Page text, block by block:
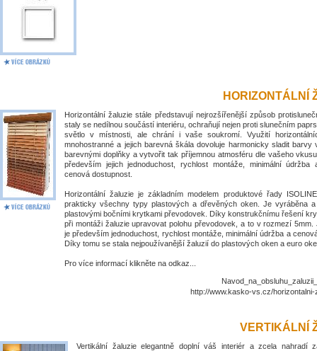
HORIZONTÁLNÍ
Horizontální žaluzie stále představují nejrozšířenější způsob
staly se nedílnou součástí interiéru, ochraňují nejen proti slunečním
světlo v místnosti, ale chrání i vaše soukromí. Využití
mnohostranné a jejich barevná škála dovoluje harmonicky sladit barvy
barevnými doplňky a vytvořit tak příjemnou atmosféru dle vašeho
především jejich jednoduchost, rychlost montáže, minimální údržba
cenová dostupnost.
Horizontální žaluzie je základním modelem produktové řady
prakticky všechny typy plastových a dřevěných oken. Je vyráběna
plastovými bočními krytkami převodovek. Díky konstrukčnímu řešení
při montáži žaluzie upravovat polohu převodovek, a to v rozmezí 5mm.
je především jednoduchost, rychlost montáže, minimální údržba a
Díky tomu se stala nejpoužívanější žaluzií do plastových oken a euro
Pro více informací klikněte na odkaz...
http://www.kasko-vs.cz/horizontalni-
VERTIKÁLNÍ
Vertikální žaluzie elegantně doplní váš interiér a zcela nahradí